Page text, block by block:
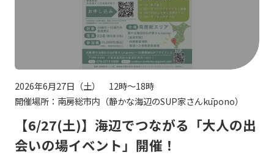
2026年6月27日（土） 12時～18時
開催場所：南房総市内（静かな海辺のSUP家さんkūpono）
【6/27(土)】海辺でつながる「大人の出
会いの場イベント」開催！